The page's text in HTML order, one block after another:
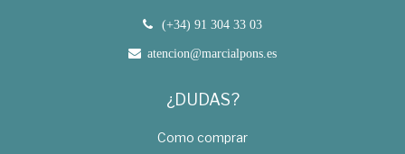
(+34) 91 304 33 03
atencion@marcialpons.es
¿DUDAS?
Como comprar